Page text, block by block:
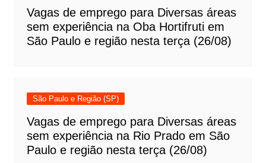
Vagas de emprego para Diversas áreas
sem experiência na Oba Hortifruti em
São Paulo e região nesta terça (26/08)
São Paulo e Região (SP)
Vagas de emprego para Diversas áreas
sem experiência na Rio Prado em São
Paulo e região nesta terça (26/08)